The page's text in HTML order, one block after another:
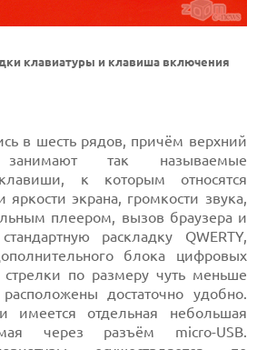
клавиатуры и клавиша включения
в шесть рядов, причём верхний
так называемые
к которым относятся
экрана, громкости звука,
плеером, вызов браузера и
раскладку QWERTY,
блока цифровых
по размеру чуть меньше
достаточно удобно.
имеется отдельная небольшая
через разъём micro-USB.